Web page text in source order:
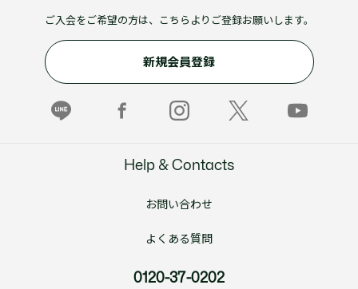
ご入会をご希望の方は、こちらよりご登録お願いします。
新規会員登録
Help & Contacts
お問い合わせ
よくある質問
0120-37-0202